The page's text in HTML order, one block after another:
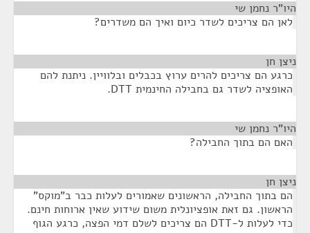
היו"ר נחמן שי
לאן הם צריכים לשדר כיום ואיך הם משדרים?
ניצן חן
כרגע הם צריכים להרים ערוץ בכבלים ובלוויין. ניתנת להם
האופציה לשדר גם בחבילה החינמית DTT.
היו"ר נחמן שי
האם הם בתוך החבילה?
ניצן חן
הם בתוך החבילה, הראשונים שאמורים לעלות כבר ב"מוקס"
הראשון. גם זאת אופציונלית משום שידוע שאין ארוחות חינם.
כדי לעלות ל-DTT הם צריכים לשלם דמי הפצה, כרגע הגוף